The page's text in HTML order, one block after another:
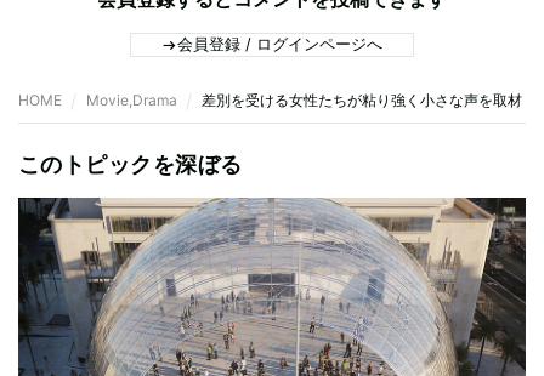
会員登録 / ログインページへ
HOME Movie,Drama 差別を受ける女性たちが粘り強く小さな声を取材
このトピックを深ぼる